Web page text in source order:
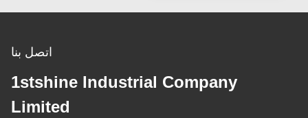
اتصل بنا
1stshine Industrial Company
Limited